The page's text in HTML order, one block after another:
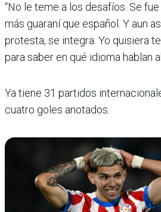
“No le teme a los desafíos. Se
más guaraní que español. Y aun
protesta, se integra. Yo quisiera
para saber en qué idioma hablan
Ya tiene 31 partidos
cuatro goles anotados.